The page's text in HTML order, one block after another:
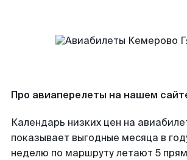
Про авиаперелеты на нашем
Календарь низких цен на
показывает выгодные месяца в
неделю по маршруту летают 5